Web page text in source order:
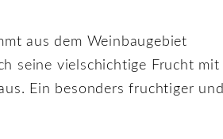
aus dem Weinbaugebiet
seine vielschichtige Frucht mit
Ein besonders fruchtiger und